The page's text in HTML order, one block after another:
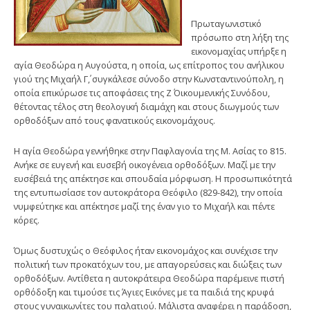
Πρωταγωνιστικό
πρόσωπο στη λήξη της
εικονομαχίας υπήρξε η
αγία Θεοδώρα η Αυγούστα, η οποία, ως επίτροπος του ανήλικου
γιού της Μιχαήλ Γ΄, συγκάλεσε σύνοδο στην Κωνσταντινούπολη, η
οποία επικύρωσε τις αποφάσεις της Ζ΄ Οικουμενικής Συνόδου,
θέτοντας τέλος στη θεολογική διαμάχη και στους διωγμούς των
ορθοδόξων από τους φανατικούς εικονομάχους.
Η αγία Θεοδώρα γεννήθηκε στην Παφλαγονία της Μ. Ασίας το 815.
Ανήκε σε ευγενή και ευσεβή οικογένεια ορθοδόξων. Μαζί με την
ευσέβειά της απέκτησε και σπουδαία μόρφωση. Η προσωπικότητά
της εντυπωσίασε τον αυτοκράτορα Θεόφιλο (829-842), την οποία
νυμφεύτηκε και απέκτησε μαζί της έναν γιο το Μιχαήλ και πέντε
κόρες.
Όμως δυστυχώς ο Θεόφιλος ήταν εικονομάχος και συνέχισε την
πολιτική των προκατόχων του, με απαγορεύσεις και διώξεις των
ορθοδόξων. Αντίθετα η αυτοκράτειρα Θεοδώρα παρέμεινε πιστή
ορθόδοξη και τιμούσε τις Άγιες Εικόνες με τα παιδιά της κρυφά
στους γυναικωνίτες του παλατιού. Μάλιστα αναφέρει η παράδοση,